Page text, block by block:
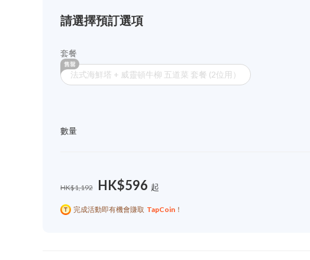
請選擇預訂選項
套餐
法式海鮮塔 + 威靈頓牛柳 五道菜 套餐 (2位用）
數量
HK$1,192 HK$596 起
完成活動即有機會賺取 TapCoin ！